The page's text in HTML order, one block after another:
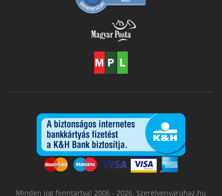
Minden jog fenntartva! 2006 - 2026. Szerelvenyaruhaz.hu